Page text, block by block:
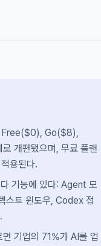
Free($0), Go($8),
개편됐으며, 무료 플랜
용된다.
기능에 있다: Agent 모
트 윈도우, Codex 접
면 기업의 71%가 AI를 업